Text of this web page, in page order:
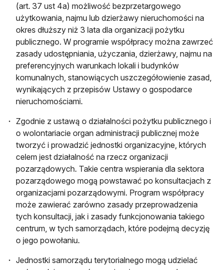
(art. 37 ust 4a) możliwość bezprzetargowego
użytkowania, najmu lub dzierżawy nieruchomości na
okres dłuższy niż 3 lata dla organizacji pożytku
publicznego. W programie współpracy można zawrzeć
zasady udostępniania, użyczania, dzierżawy, najmu na
preferencyjnych warunkach lokali i budynków
komunalnych, stanowiących uszczegółowienie zasad,
wynikających z przepisów Ustawy o gospodarce
nieruchomościami.
Zgodnie z ustawą o działalności pożytku publicznego i
o wolontariacie organ administracji publicznej może
tworzyć i prowadzić jednostki organizacyjne, których
celem jest działalność na rzecz organizacji
pozarządowych. Takie centra wspierania dla sektora
pozarządowego mogą powstawać po konsultacjach z
organizacjami pozarządowymi. Program współpracy
może zawierać zarówno zasady przeprowadzenia
tych konsultacji, jak i zasady funkcjonowania takiego
centrum, w tych samorządach, które podejmą decyzję
o jego powołaniu.
Jednostki samorządu terytorialnego mogą udzielać